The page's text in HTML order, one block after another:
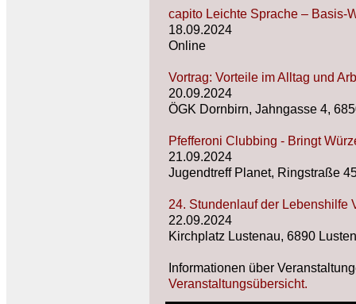
capito Leichte Sprache – Basis-
18.09.2024
Online
Vortrag: Vorteile im Alltag und
20.09.2024
ÖGK Dornbirn, Jahngasse 4,
Pfefferoni Clubbing - Bringt
21.09.2024
Jugendtreff Planet, Ringstraße
24. Stundenlauf der Lebenshilfe
22.09.2024
Kirchplatz Lustenau, 6890
Informationen über
Veranstaltungsübersicht.